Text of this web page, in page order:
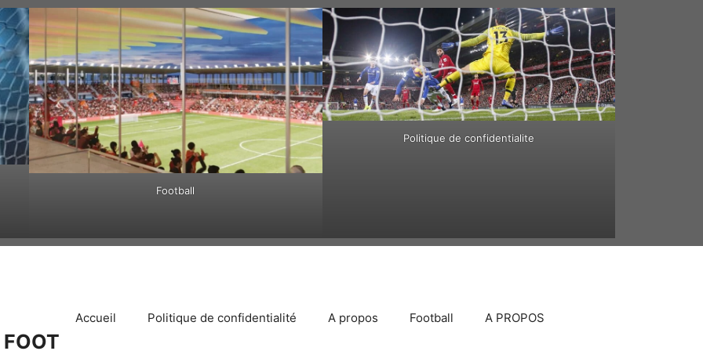
Football
Politique de confidentialite
Accueil Politique de confidentialité A propos Football A PROPOS